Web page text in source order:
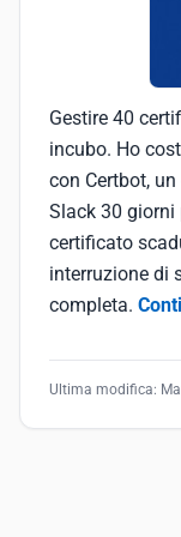
Gestire 40
incubo. Ho
con Certbot,
Slack 30 giorni
certificato
interruzione di
completa.
Ultima modifica: